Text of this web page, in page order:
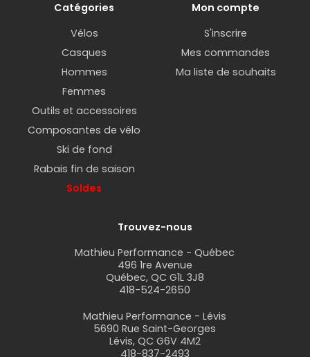
Catégories
Vélos
Casques
Hommes
Femmes
Outils et accessoires
Composantes de vélo
Ski de fond
Rabais fin de saison
Soldes
Mon compte
S'inscrire
Mes commandes
Ma liste de souhaits
Trouvez-nous
Mathieu Performance - Québec
496 1re Avenue
Québec, QC G1L 3J8
418-524-2650
Mathieu Performance - Lévis
5690 Rue Saint-Georges
Lévis, QC G6V 4M2
418-837-2493